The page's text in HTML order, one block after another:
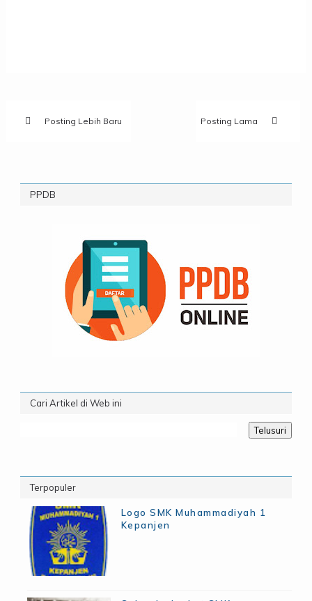
Posting Lebih Baru Posting Lama
PPDB
Cari Artikel di Web ini
Terpopuler
Logo SMK Muhammadiyah 1
Kepanjen